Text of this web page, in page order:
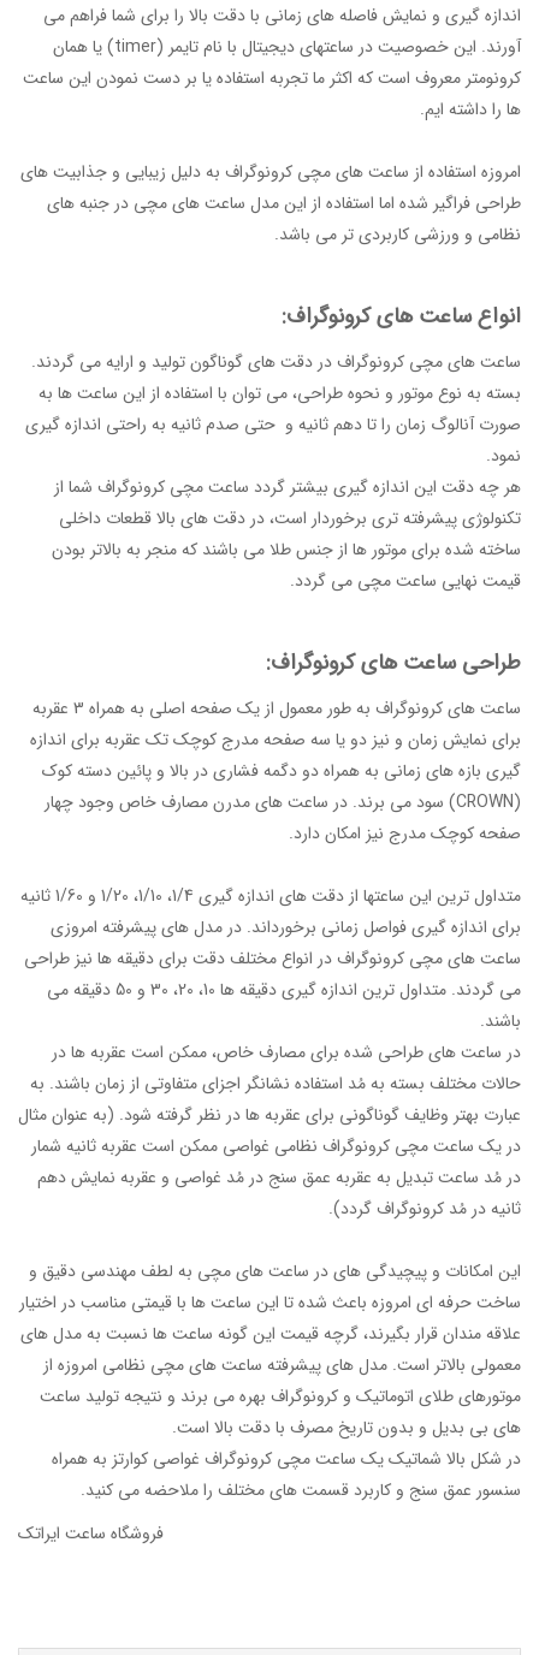
اندازه گیری و نمایش فاصله های زمانی با دقت بالا را برای شما فراهم می
آورند. این خصوصیت در ساعتهای دیجیتال با نام تایمر (timer) یا همان
کرونومتر معروف است که اکثر ما تجربه استفاده یا بر دست نمودن این ساعت
ها را داشته ایم.
امروزه استفاده از ساعت های مچی کرونوگراف به دلیل زیبایی و جذابیت های
طراحی فراگیر شده اما استفاده از این مدل ساعت های مچی در جنبه های
نظامی و ورزشی کاربردی تر می باشد.
انواع ساعت های کرونوگراف:
ساعت های مچی کرونوگراف در دقت های گوناگون تولید و ارایه می گردند.
بسته به نوع موتور و نحوه طراحی، می توان با استفاده از این ساعت ها به
صورت آنالوگ زمان را تا دهم ثانیه و حتی صدم ثانیه به راحتی اندازه گیری
نمود.
هر چه دقت این اندازه گیری بیشتر گردد ساعت مچی کرونوگراف شما از
تکنولوژی پیشرفته تری برخوردار است، در دقت های بالا قطعات داخلی
ساخته شده برای موتور ها از جنس طلا می باشند که منجر به بالاتر بودن
قیمت نهایی ساعت مچی می گردد.
طراحی ساعت های کرونوگراف:
ساعت های کرونوگراف به طور معمول از یک صفحه اصلی به همراه 3 عقربه
برای نمایش زمان و نیز دو یا سه صفحه مدرج کوچک تک عقربه برای اندازه
گیری بازه های زمانی به همراه دو دگمه فشاری در بالا و پائین دسته کوک
(CROWN) سود می برند. در ساعت های مدرن مصارف خاص وجود چهار
صفحه کوچک مدرج نیز امکان دارد.
متداول ترین این ساعتها از دقت های اندازه گیری 1/4، 1/10، 1/20 و 1/60 ثانیه
برای اندازه گیری فواصل زمانی برخورداند. در مدل های پیشرفته امروزی
ساعت های مچی کرونوگراف در انواع مختلف دقت برای دقیقه ها نیز طراحی
می گردند. متداول ترین اندازه گیری دقیقه ها 10، 20، 30 و 50 دقیقه می
باشند.
در ساعت های طراحی شده برای مصارف خاص، ممکن است عقربه ها در
حالات مختلف بسته به مُد استفاده نشانگر اجزای متفاوتی از زمان باشند. به
عبارت بهتر وظایف گوناگونی برای عقربه ها در نظر گرفته شود. (به عنوان مثال
در یک ساعت مچی کرونوگراف نظامی غواصی ممکن است عقربه ثانیه شمار
در مُد ساعت تبدیل به عقربه عمق سنج در مُد غواصی و عقربه نمایش دهم
ثانیه در مُد کرونوگراف گردد).
این امکانات و پیچیدگی های در ساعت های مچی به لطف مهندسی دقیق و
ساخت حرفه ای امروزه باعث شده تا این ساعت ها با قیمتی مناسب در اختیار
علاقه مندان قرار بگیرند، گرچه قیمت این گونه ساعت ها نسبت به مدل های
معمولی بالاتر است. مدل های پیشرفته ساعت های مچی نظامی امروزه از
موتورهای طلای اتوماتیک و کرونوگراف بهره می برند و نتیجه تولید ساعت
های بی بدیل و بدون تاریخ مصرف با دقت بالا است.
در شکل بالا شماتیک یک ساعت مچی کرونوگراف غواصی کوارتز به همراه
سنسور عمق سنج و کاربرد قسمت های مختلف را ملاحضه می کنید.
فروشگاه ساعت ایراتک